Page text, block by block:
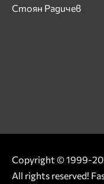
Стоян Радичев
Copyright © 1999-
All rights reserved!